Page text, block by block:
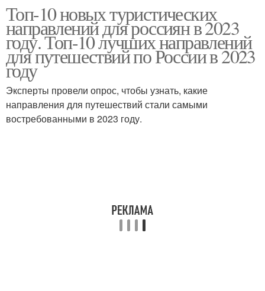
Топ-10 новых туристических
направлений для россиян в 2023
году. Топ-10 лучших направлений
для путешествий по России в 2023
году
Эксперты провели опрос, чтобы узнать, какие
направления ​​для путешествий стали самыми
востребованными в 2023 году.